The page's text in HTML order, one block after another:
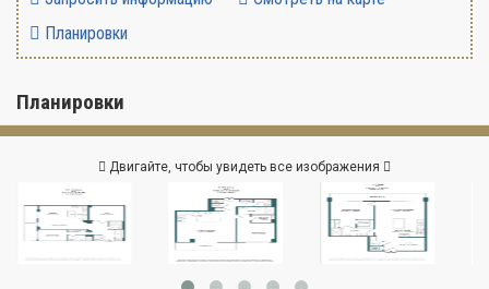
Планировки
Планировки
Двигайте, чтобы увидеть все изображения